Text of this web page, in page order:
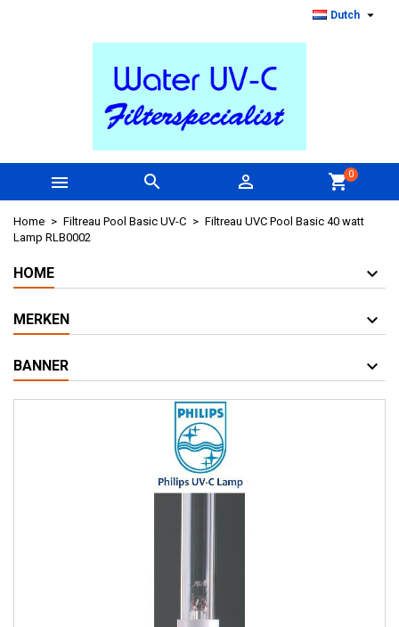
Dutch 
   shopping_cart0
Home Filtreau Pool Basic UV-C
Filtreau UVC Pool Basic 40 watt
Lamp RLB0002
HOME
MERKEN
BANNER